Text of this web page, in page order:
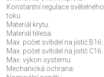
Konstantní regulace světelného
toku:
Materiál krytu:
Materiál tělesa:
Max. počet svítidel na jistič B16:
Max. počet svítidel na jistič C16:
Max. výkon systému:
Mechanická ochrana: